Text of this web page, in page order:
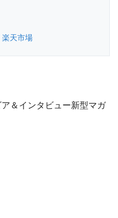
楽天市場
＆インタビュー新型マガ